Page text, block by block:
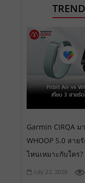
Garmin CIRQA
WHOOP 5.0 สา
ไหนเหมาะกับใคร?
July 22, 2026